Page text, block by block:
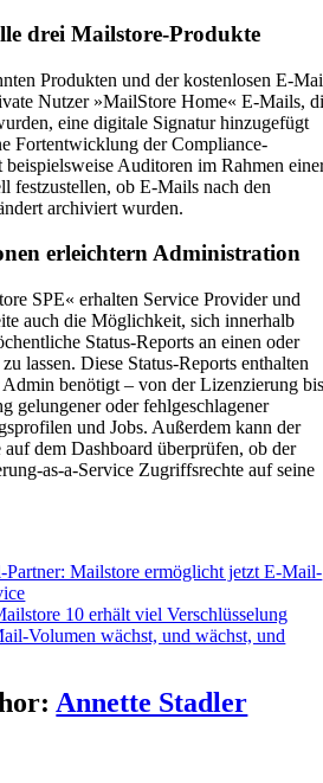
drei Mailstore-Produkte
Produkten und der kostenlosen E-
Nutzer »MailStore Home« E-Mails,
eine digitale Signatur hinzugefügt
Fortentwicklung der Compliance-
Auditoren im Rahmen
festzustellen, ob E-Mails nach den
archiviert wurden.
erleichtern Administration
SPE« erhalten Service Provider und
auch die Möglichkeit, sich innerhalb
Status-Reports an einen oder
lassen. Diese Status-Reports enthalten
benötigt – von der Lizenzierung
gelungener oder fehlgeschlagener
und Jobs. Außerdem kann der
dem Dashboard überprüfen, ob der
as-a-Service Zugriffsrechte auf seine
Partner: Mailstore ermöglicht jetzt E-Mail-
10 erhält viel Verschlüsselung
Volumen wächst, und wächst, und
Annette Stadler